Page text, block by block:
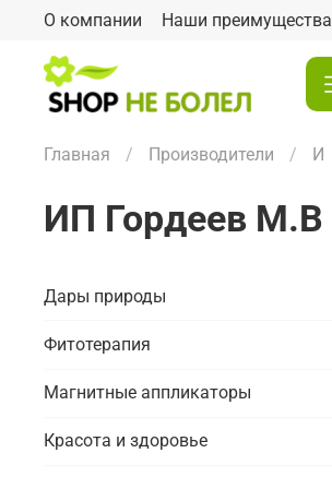
О компании Наши преимущества
Главная Производители И
ИП Гордеев М.В
Дары природы
Фитотерапия
Магнитные аппликаторы
Красота и здоровье